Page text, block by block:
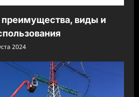
виды и
2024